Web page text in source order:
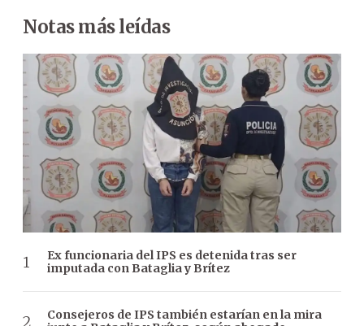
Notas más leídas
Ex funcionaria del IPS es detenida tras ser
imputada con Bataglia y Brítez
Consejeros de IPS también estarían en la mira